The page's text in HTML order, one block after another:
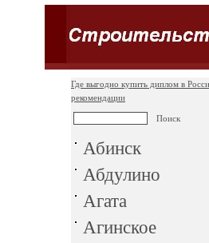
Где выгодно купить диплом в
рекомендации
Абинск
Абдулино
Агата
Агинское